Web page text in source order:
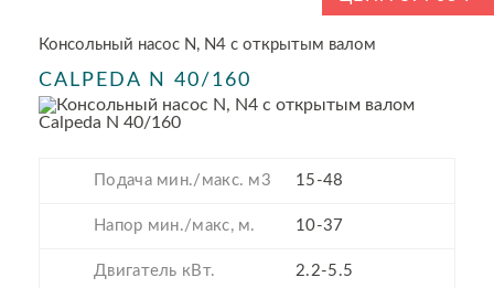
Консольный насос N, N4 с открытым валом
CALPEDA N 40/160
Подача мин./макс. м3 15-48
Напор мин./макс, м. 10-37
Двигатель кВт. 2.2-5.5